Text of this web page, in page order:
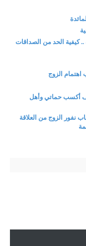
.. كيفية الحد من الصداقات
الزوج
أكسب حماتي وأهل
نفور الزوج من العلاقة